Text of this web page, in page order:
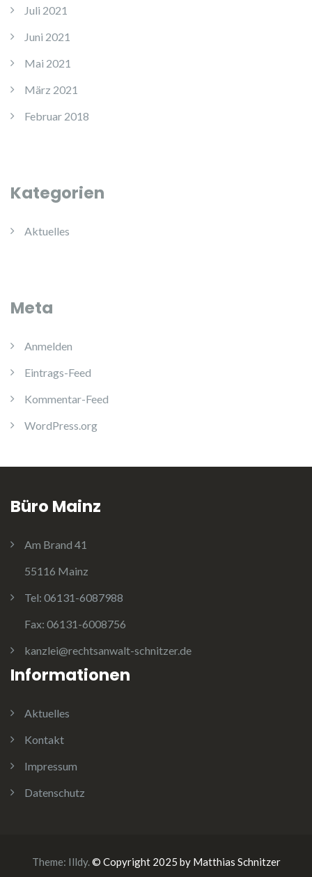
Juli 2021
Juni 2021
Mai 2021
März 2021
Februar 2018
Kategorien
Aktuelles
Meta
Anmelden
Eintrags-Feed
Kommentar-Feed
WordPress.org
Büro Mainz
Am Brand 41
55116 Mainz
Tel: 06131-6087988
Fax: 06131-6008756
kanzlei@rechtsanwalt-schnitzer.de
Informationen
Aktuelles
Kontakt
Impressum
Datenschutz
Theme: Illdy.© Copyright 2025 by Matthias Schnitzer